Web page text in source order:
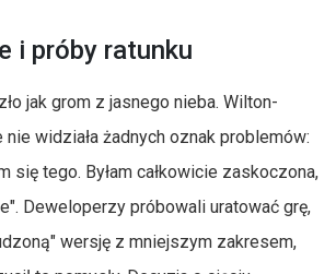
i próby ratunku
jak grom z jasnego nieba. Wilton-
nie widziała żadnych oznak problemów:
się tego. Byłam całkowicie zaskoczona,
Deweloperzy próbowali uratować grę,
wersję z mniejszym zakresem,